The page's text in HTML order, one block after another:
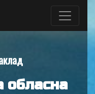
обласна